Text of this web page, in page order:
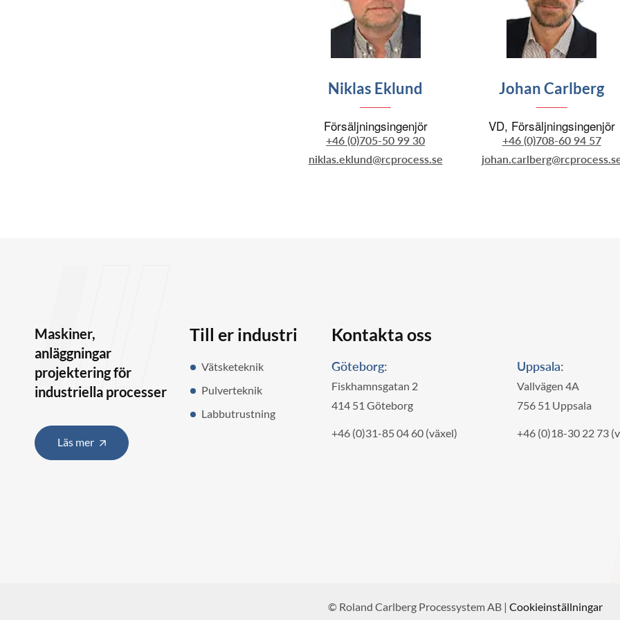
Niklas Eklund
Försäljningsingenjör
+46 (0)705-50 99 30
niklas.eklund@rcprocess.se
Johan Carlberg
VD, Försäljningsingenjör
+46 (0)708-60 94 57
Maskiner,
anläggningar
projektering för
industriella processer
Läs mer
Till er industri
Vätsketeknik
Pulverteknik
Labbutrustning
Kontakta oss
Göteborg:
Fiskhamnsgatan 2
414 51 Göteborg
+46 (0)31-85 04 60 (växel)
Uppsala:
Vallvägen 4A
756 51 Uppsala
+46 (0)18-30 22 73
© Roland Carlberg Processystem AB| Cookieinställningar